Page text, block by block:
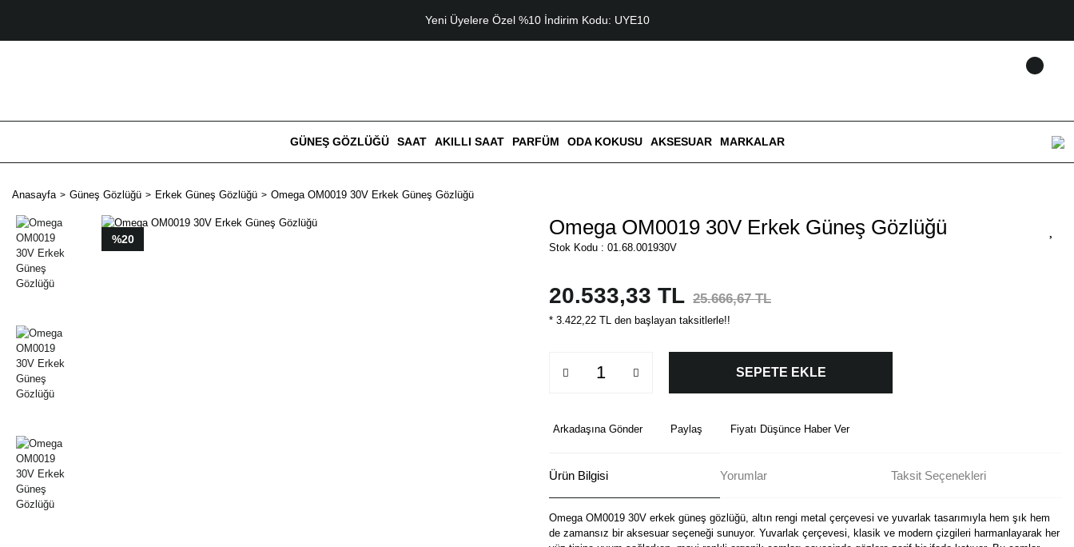
Yeni Üyelere Özel %10 İndirim Kodu: UYE10
GÜNEŞ GÖZLÜĞÜ SAAT AKILLI SAAT PARFÜM ODA KOKUSU AKSESUAR MARKALAR
Anasayfa Güneş Gözlüğü Erkek Güneş Gözlüğü Omega OM0019 30V Erkek Güneş Gözlüğü
%20 Omega OM0019 30V Erkek Güneş Gözlüğü
Stok Kodu : 01.68.001930V
20.533,33 TL 25.666,67 TL
* 3.422,22 TL den başlayan taksitlerle!!
SEPETE EKLE
Arkadaşına Gönder Paylaş Fiyatı Düşünce Haber Ver
Ürün Bilgisi Yorumlar Taksit Seçenekleri
Omega OM0019 30V erkek güneş gözlüğü, altın rengi metal çerçevesi ve yuvarlak tasarımıyla hem şık hem
de zamansız bir aksesuar seçeneği sunuyor. Yuvarlak çerçevesi, klasik ve modern çizgileri harmanlayarak her